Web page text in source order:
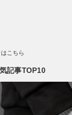
こちら
記事TOP10